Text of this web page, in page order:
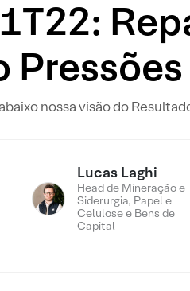
1T22:
nossa visão do
Lucas Laghi
Head de Mineração e
Siderurgia, Papel e
Celulose e Bens de
Capital